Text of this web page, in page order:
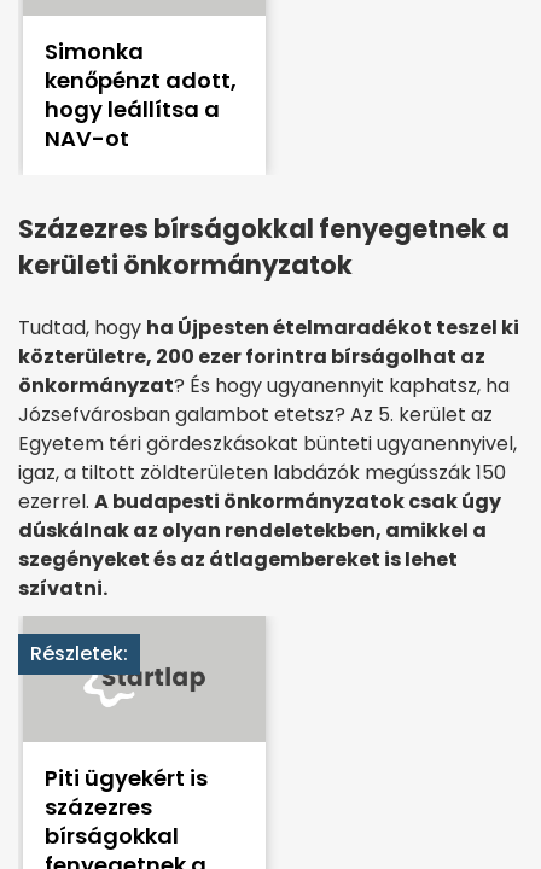
Simonka
kenőpénzt adott,
hogy leállítsa a
NAV-ot
Százezres bírságokkal fenyegetnek a
kerületi önkormányzatok
Tudtad, hogy ha Újpesten ételmaradékot teszel ki
közterületre, 200 ezer forintra bírságolhat az
önkormányzat? És hogy ugyanennyit kaphatsz, ha
Józsefvárosban galambot etetsz? Az 5. kerület az
Egyetem téri gördeszkásokat bünteti ugyanennyivel,
igaz, a tiltott zöldterületen labdázók megússzák 150
ezerrel. A budapesti önkormányzatok csak úgy
dúskálnak az olyan rendeletekben, amikkel a
szegényeket és az átlagembereket is lehet
szívatni.
Részletek:
Piti ügyekért is
százezres
bírságokkal